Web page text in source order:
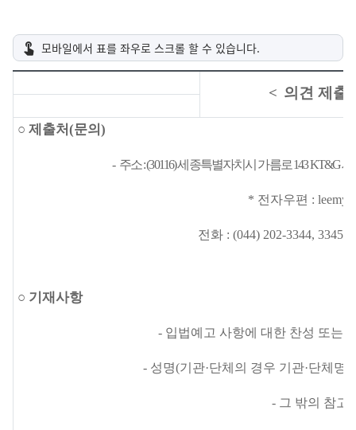
< 의견 제출
○ 제출처 (문의 )
- 주소: (30116)세종특별자치시 가름로143 KT&G세
* 전자우편 :
전화 : (044) 202-3344, 3345,
○ 기재사항
- 입법예고 사항에 대한 찬성 또는
- 성명(기관·단체의 경우 기관·단체명
- 그 밖의 참고